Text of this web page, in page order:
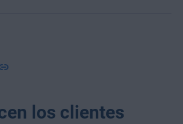
los clientes